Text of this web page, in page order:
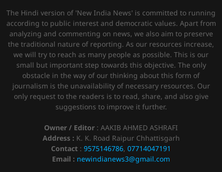
The Hindi version of 'New India News' is committed to running
according to public interest and democratic values. Apart from
analyzing and commenting on news, we also aim to preserve
the traditional nature of reporting. As our resources increase,
we will try to reach as many people as possible. This is our
small but important step towards this objective. The only
obstacle in the way of our thinking about this form of
journalism is the unavailability of necessary resources. Our
only request to the readers is to read, share, and also give
suggestions to improve it further.
Owner / Editor : AAKIB AHMED ASHRAFI
Address : K. K. Road Raipur Chhattisgarh
Contact : 9575146786, 07714047191
Email : newindianews3@gmail.com